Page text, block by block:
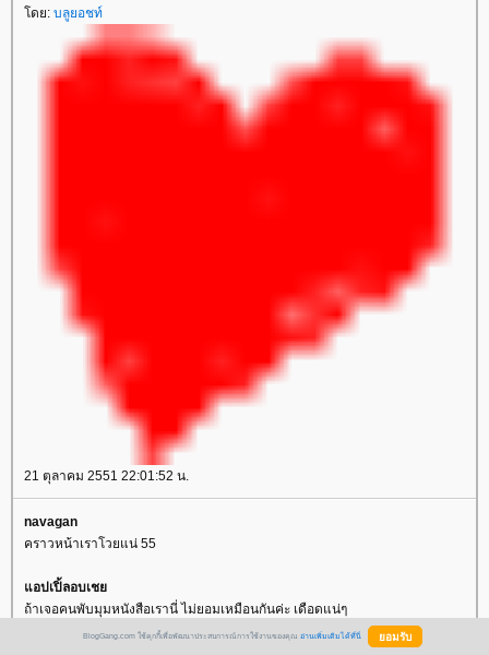
ดย: บลูยอชท์
21 ตุลาคม 2551 22:01:52 น.
navagan
คราวหน้าเราโวยแน่ 55
อปเปิ้ลอบเช
ถ้าเจอคนพับมุมหนังสือเรานี่ ไม่ยอมเหมือนกันค่ะ เดือดแน่ๆ
ต่ที่คั่นหนังสือ สำหรับเราเวลาเขาจะใส่ถุงให้น่ะเราจะบอกไม่เอา ไม่เคยใช้
BlogGang.com ใช้คุกกี้เพื่อพัฒนาประสบการณ์การใช้งานของคุณ อ่านเพิ่มเติมได้ที่นี่